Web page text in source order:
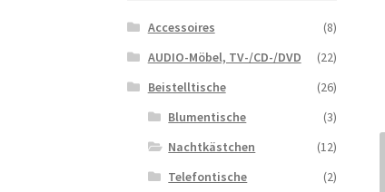
Accessoires
(8)
AUDIO-Möbel, TV-/CD-/DVD
(22)
Beistelltische
(26)
Blumentische
(3)
Nachtkästchen
(12)
Telefontische
(2)